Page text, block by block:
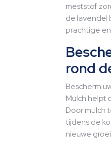
meststof
de lavendel
prachtige
rond
Bescherm
Mulch helpt
Door mulch
tijdens de
nieuwe